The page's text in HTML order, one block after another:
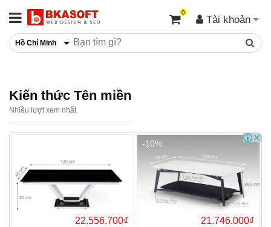
Tài khoản
0
Hồ Chí Minh
Kiến thức Tên miền
Nhiều lượt xem nhất
-5% -10%